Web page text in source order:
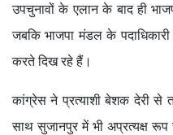
उपचुनावों के एलान के बाद ही
जबकि भाजपा मंडल के
करते दिख रहे हैं।
कांग्रेस ने प्रत्याशी बेशक देरी
साथ सुजानपुर में भी अप्रत्यक्ष